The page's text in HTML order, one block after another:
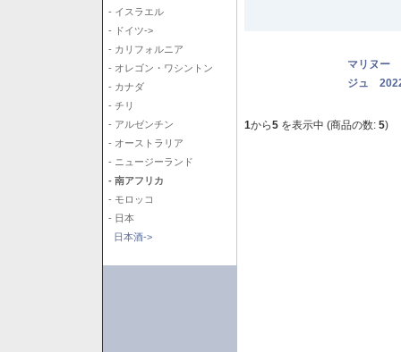
- イスラエル
- ドイツ->
- カリフォルニア
- オレゴン・ワシントン
- カナダ
- チリ
- アルゼンチン
- オーストラリア
- ニュージーランド
- 南アフリカ
- モロッコ
- 日本
日本酒->
マリヌー
ジュ
1から5 を表示中 (商品の数: 5)